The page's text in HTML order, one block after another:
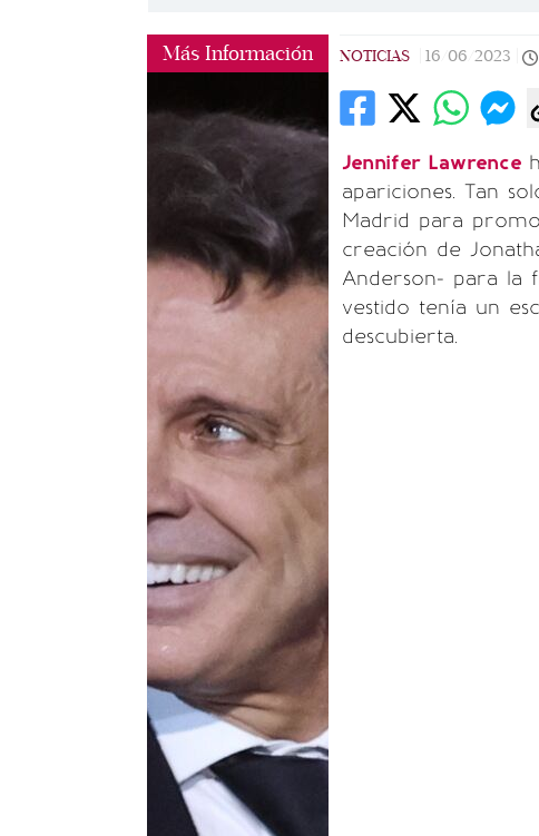
Más Información NOTICIAS 16/06/2023
Jennifer Lawrence
apariciones. Tan
Madrid para
creación de
Anderson- para la
vestido tenía un
descubierta.